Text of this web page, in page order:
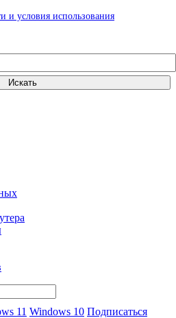
и условия использования
Искать
11 Windows 10 Подписаться